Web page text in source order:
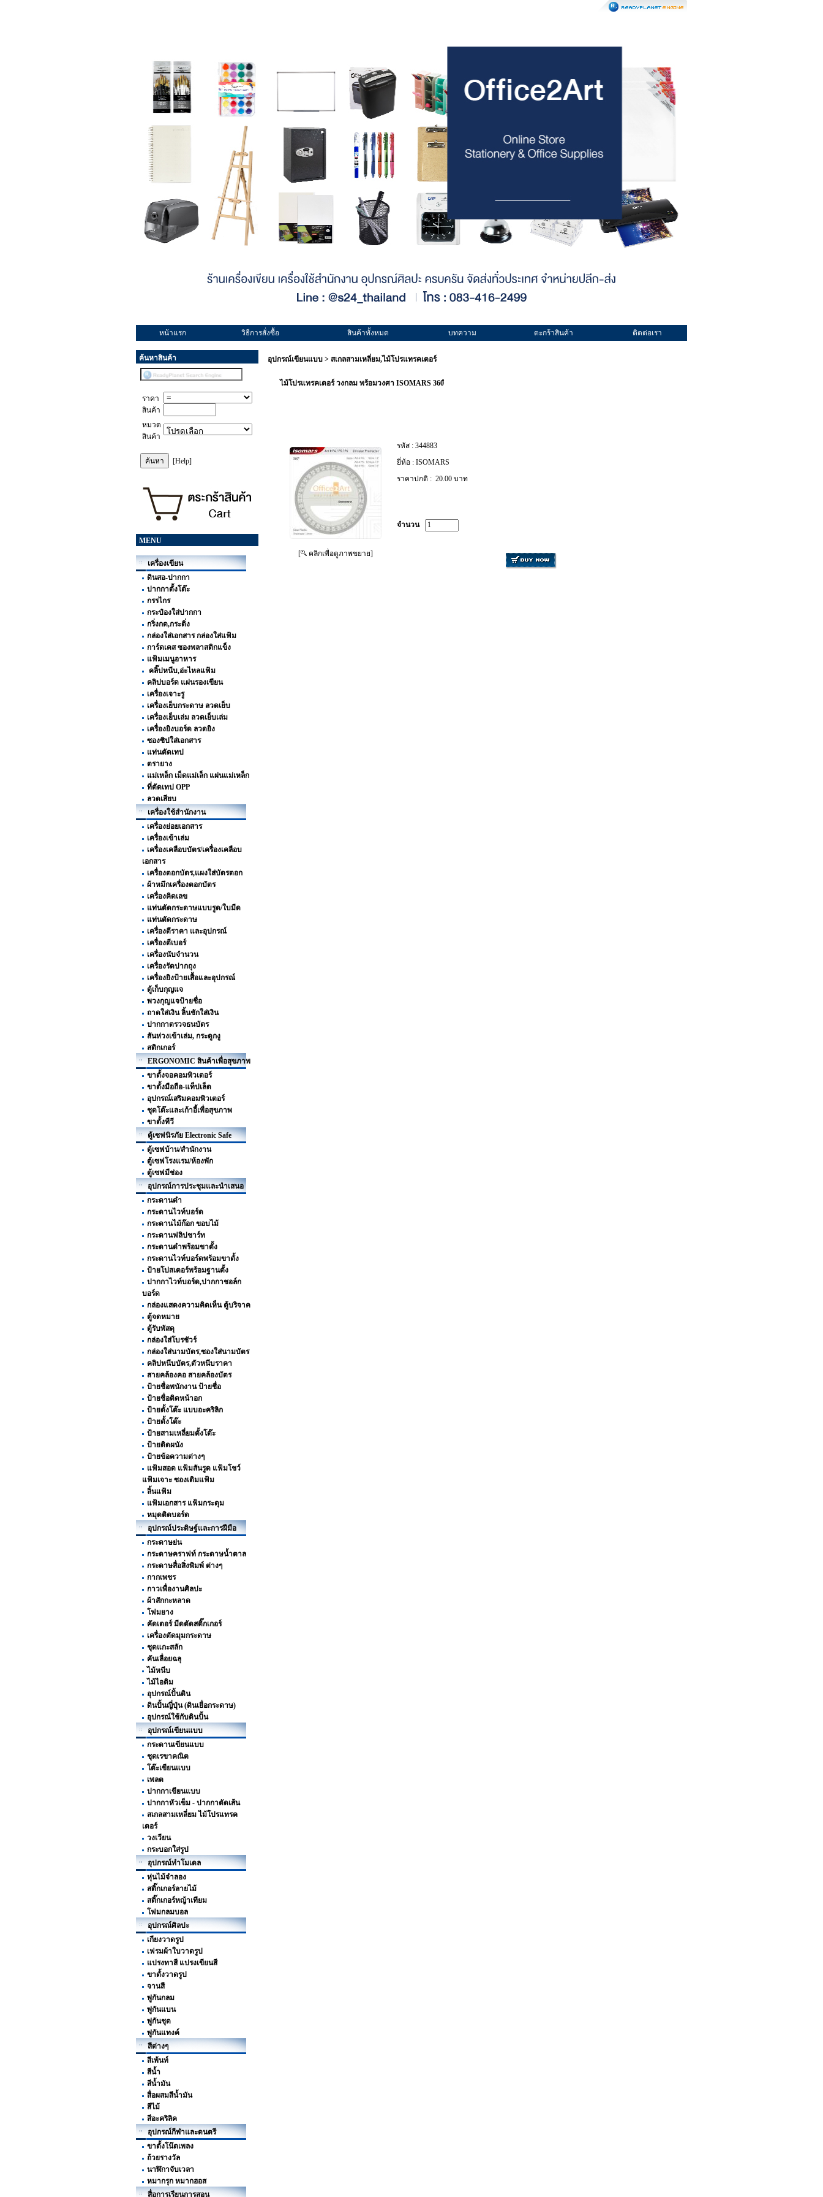
หน้าแรก วิธีการสั่งซื้อ สินค้าทั้งหมด บทความ ตะกร้าสินค้า ติดต่อเรา
ค้นหาสินค้า
ราคา
สินค้า
หมวด
สินค้า
[Help]
MENU
เครื่องเขียน
ดินสอ-ปากกา
ปากกาตั้งโต๊ะ
กรรไกร
กระป๋องใส่ปากกา
กริ่งกด,กระดิ่ง
กล่องใส่เอกสาร กล่องใส่แฟ้ม
การ์ดเคส ซองพลาสติกแข็ง
แฟ้มเมนูอาหาร
คลิ๊ปหนีบ,อ่ะไหลแฟ้ม
คลิปบอร์ด แผ่นรองเขียน
เครื่องเจาะรู
เครื่องเย็บกระดาษ ลวดเย็บ
เครื่องเย็บเล่ม ลวดเย็บเล่ม
เครื่องยิงบอร์ด ลวดยิง
ซองซิปใส่เอกสาร
แท่นตัดเทป
ตรายาง
แม่เหล็ก เม็ดแม่เล็ก แผ่นแม่เหล็ก
ที่ตัดเทป OPP
ลวดเสียบ
เครื่องใช้สำนักงาน
เครื่องย่อยเอกสาร
เครื่องเข้าเล่ม
เครื่องเคลือบบัตร/เครื่องเคลือบ
เอกสาร
เครื่องตอกบัตร,แผงใส่บัตรตอก
ผ้าหมึกเครื่องตอกบัตร
เครื่องคิดเลข
แท่นตัดกระดาษแบบรูด/ใบมีด
แท่นตัดกระดาษ
เครื่องตีราคา และอุปกรณ์
เครื่องตีเบอร์
เครื่องนับจำนวน
เครื่องรัดปากถุง
เครื่องยิงป้ายเสื้อและอุปกรณ์
ตู้เก็บกุญแจ
พวงกุญแจป้ายชื่อ
ถาดใส่เงิน ลิ้นชักใส่เงิน
ปากกาตรวจธนบัตร
สันห่วงเข้าเล่ม, กระดูกงู
สติกเกอร์
ERGONOMIC สินค้าเพื่อสุขภาพ
ขาตั้งจอคอมพิวเตอร์
ขาตั้งมือถือ-แท็ปเล็ต
อุปกรณ์เสริมคอมพิวเตอร์
ชุดโต๊ะและเก้าอี้เพื่อสุขภาพ
ขาตั้งทีวี
ตู้เซฟนิรภัย Electronic Safe
ตู้เซฟบ้าน/สำนักงาน
ตู้เซฟโรงแรม/ห้องพัก
ตู้เซฟมีช่อง
อุปกรณ์การประชุมและนำเสนอ
กระดานดำ
กระดานไวท์บอร์ด
กระดานไม้ก๊อก ขอบไม้
กระดานฟลิปชาร์ท
กระดานดำพร้อมขาตั้ง
กระดานไวท์บอร์ดพร้อมขาตั้ง
ป้ายโปสเตอร์พร้อมฐานตั้ง
ปากกาไวท์บอร์ด,ปากกาชอล์ก
บอร์ด
กล่องแสดงความคิดเห็น ตู้บริจาค
ตู้จดหมาย
ตู้รับพัสดุ
กล่องใส่โบรชัวร์
กล่องใส่นามบัตร,ซองใส่นามบัตร
คลิปหนีบบัตร,ตัวหนีบราคา
สายคล้องคอ สายคล้องบัตร
ป้ายชื่อพนักงาน ป้ายชื่อ
ป้ายชื่อติดหน้าอก
ป้ายตั้งโต๊ะ แบบอะคริลิก
ป้ายตั้งโต๊ะ
ป้ายสามเหลี่ยมตั้งโต๊ะ
ป้ายติดผนัง
ป้ายข้อความต่างๆ
แฟ้มสอด แฟ้มสันรูด แฟ้มโชว์
แฟ้มเจาะ ซองเติมแฟ้ม
ลิ้นแฟ้ม
แฟ้มเอกสาร แฟ้มกระดุม
หมุดติดบอร์ด
อุปกรณ์ประดิษฐ์และการฝีมือ
กระดาษย่น
กระดาษคราฟท์ กระดาษน้ำตาล
กระดาษสื่อสิ่งพิมพ์ ต่างๆ
กากเพชร
กาวเพื่องานศิลปะ
ผ้าสักกะหลาด
โฟมยาง
คัดเตอร์ มีดตัดสติ๊กเกอร์
เครื่องตัดมุมกระดาษ
ชุดแกะสลัก
คันเลื่อยฉลุ
ไม้หนีบ
ไม้ไอติม
อุปกรณ์ปั้นดิน
ดินปั้นญี่ปุ่น (ดินเยื่อกระดาษ)
อุปกรณ์ใช้กับดินปั้น
อุปกรณ์เขียนแบบ
กระดานเขียนแบบ
ชุดเรขาคณิต
โต๊ะเขียนแบบ
เพลต
ปากกาเขียนแบบ
ปากกาหัวเข็ม - ปากกาตัดเส้น
สเกลสามเหลี่ยม ไม้โปรแทรค
เตอร์
วงเวียน
กระบอกใส่รูป
อุปกรณ์ทำโมเดล
หุ่นไม้จำลอง
สติ๊กเกอร์ลายไม้
สติ๊กเกอร์หญ้าเทียม
โฟมกลมบอล
อุปกรณ์ศิลปะ
เกียงวาดรูป
เฟรมผ้าใบวาดรูป
แปรงทาสี แปรงเขียนสี
ขาตั้งวาดรูป
จานสี
พู่กันกลม
พู่กันแบน
พู่กันชุด
พู่กันแทงค์
สีต่างๆ
สีเพ้นท์
สีน้ำ
สีน้ำมัน
สื่อผสมสีน้ำมัน
สีไม้
สีอะคริลิค
อุปกรณ์กีฬาและดนตรี
ขาตั้งโน๊ตเพลง
ถ้วยรางวัล
นาฬิกาจับเวลา
หมากรุก หมากฮอส
สื่อการเรียนการสอน
อุปกรณ์เขียนแบบ > สเกลสามเหลี่ยม,ไม้โปรแทรคเตอร์
ไม้โปรแทรคเตอร์ วงกลม พร้อมวงศา ISOMARS 360ํ
[ คลิกเพื่อดูภาพขยาย]
รหัส : 344883
ยี่ห้อ : ISOMARS
ราคาปกติ : 20.00 บาท
จำนวน